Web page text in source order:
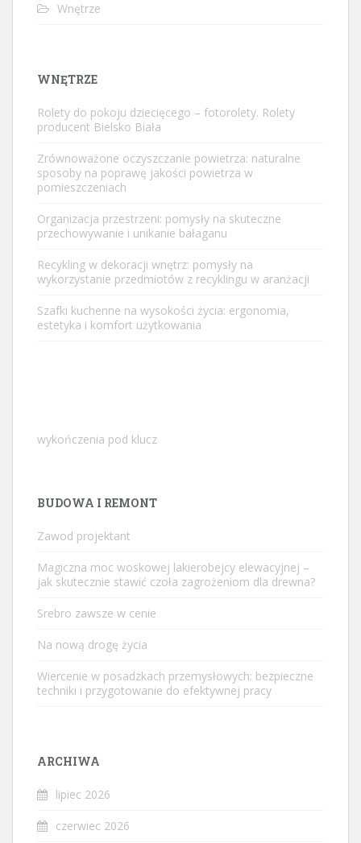
Wnętrze
WNĘTRZE
Rolety do pokoju dziecięcego – fotorolety. Rolety
producent Bielsko Biała
Zrównoważone oczyszczanie powietrza: naturalne
sposoby na poprawę jakości powietrza w
pomieszczeniach
Organizacja przestrzeni: pomysły na skuteczne
przechowywanie i unikanie bałaganu
Recykling w dekoracji wnętrz: pomysły na
wykorzystanie przedmiotów z recyklingu w aranżacji
Szafki kuchenne na wysokości życia: ergonomia,
estetyka i komfort użytkowania
wykończenia pod klucz
BUDOWA I REMONT
Zawod projektant
Magiczna moc woskowej lakierobejcy elewacyjnej –
jak skutecznie stawić czoła zagrożeniom dla drewna?
Srebro zawsze w cenie
Na nową drogę życia
Wiercenie w posadzkach przemysłowych: bezpieczne
techniki i przygotowanie do efektywnej pracy
ARCHIWA
lipiec 2026
czerwiec 2026